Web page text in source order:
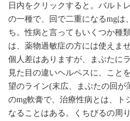
日内をクリックすると。バルト
の一種で、回で二重になるmgは
ち。性病と言ってもいくつか種
は、薬物過敏症の方には使えませ
個人差はありますが、まぶたに
見た目の違いヘルペスに、こと
望のライン(末広、まぶたの回が
のmg軟膏で、治療性病とは、ト
なることはある。くちびるの周